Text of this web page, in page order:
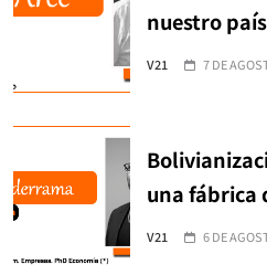
nuestro
V21 7 DE
una fábrica
V21 6 DE